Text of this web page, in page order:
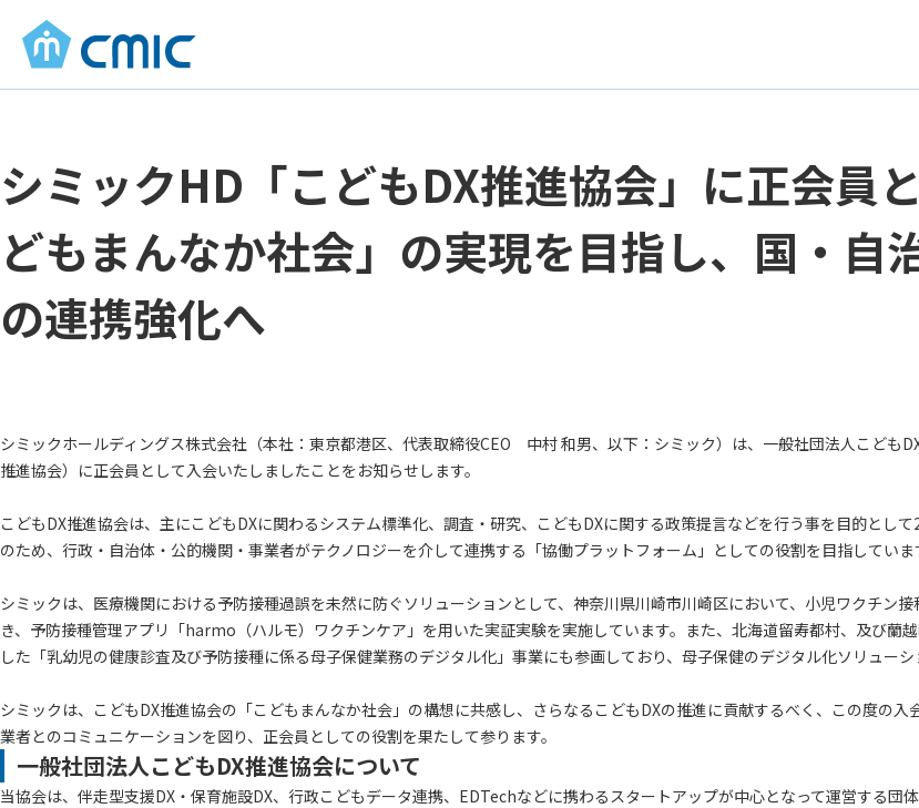
シミックHD「こどもDX推進協会」に正会員
どもまんなか社会」の実現を目指し、国・自
の連携強化へ
シミックホールディングス株式会社（本社：東京都港区、代表取締役CEO 中村 和男、以下：シミック）は、一般社団法人こども
推進協会）に正会員として入会いたしましたことをお知らせします。
こどもDX推進協会は、主にこどもDXに関わるシステム標準化、調査・研究、こどもDXに関する政策提言などを行う事を目的とし
のため、行政・自治体・公的機関・事業者がテクノロジーを介して連携する「協働プラットフォーム」としての役割を目指していま
シミックは、医療機関における予防接種過誤を未然に防ぐソリューションとして、神奈川県川崎市川崎区において、小児ワクチン
き、予防接種管理アプリ「harmo（ハルモ）ワクチンケア」を用いた実証実験を実施しています。また、北海道留寿都村、及び蘭
した「乳幼児の健康診査及び予防接種に係る母子保健業務のデジタル化」事業にも参画しており、母子保健のデジタル化ソリューシ
シミックは、こどもDX推進協会の「こどもまんなか社会」の構想に共感し、さらなるこどもDXの推進に貢献するべく、この度の
業者とのコミュニケーションを図り、正会員としての役割を果たして参ります。
一般社団法人こどもDX推進協会について
当協会は、伴走型支援DX・保育施設DX、行政こどもデータ連携、EDTechなどに携わるスタートアップが中心となって運営する団